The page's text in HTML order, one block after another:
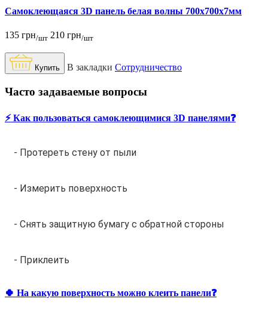
Самоклеющаяся 3D панель белая волны 700x700x7мм
135 грн/шт 210 грн/шт
Купить В закладки Сотрудничество
Часто задаваемые вопросы
⚡️ Как пользоваться самоклеющимися 3D панелями❓
- Протереть стену от пыли
- Измерить поверхность
- Снять защитную бумагу с обратной стороны
- Приклеить
🍀 На какую поверхность можно клеить панели❓